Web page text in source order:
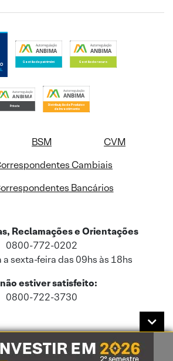
BSM
CVM
Cambiais
Bancários
Reclamações e Orientações
0800-772-0202
a sexta-feira das 09hs às 18hs
estiver satisfeito:
0800-722-3730
pessoais de acordo com a nossaPolítica de
e a nossaPolítica de Privacidade.